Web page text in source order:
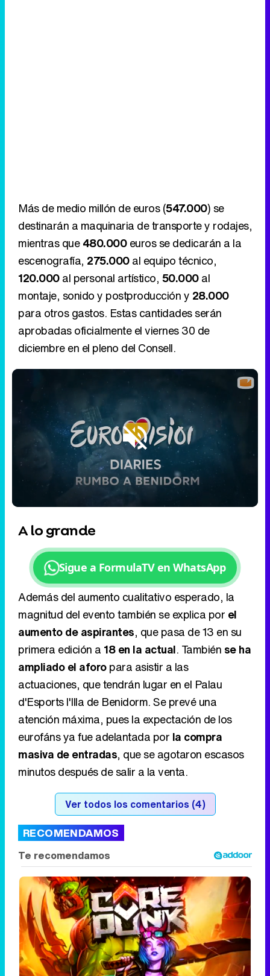
Más de medio millón de euros (547.000) se
destinarán a maquinaria de transporte y rodajes,
mientras que480.000euros se dedicarán a la
escenografía, 275.000al equipo técnico,
120.000al personal artístico, 50.000al
montaje, sonido y postproducción y 28.000
para otros gastos. Estas cantidades serán
aprobadas oficialmente el viernes 30 de
diciembre en el pleno del Consell.
/
Loaded
A lo grande
Sigue a FormulaTV en WhatsApp
Además del aumento cualitativo esperado, la
magnitud del evento también se explica por el
aumento de aspirantes, que pasa de 13 en su
primera edición a 18 en la actual. También se ha
ampliado el aforopara asistir a las
actuaciones, que tendrán lugar en el Palau
d'Esports l'Illa de Benidorm. Se prevé una
atención máxima, pues la expectación de los
eurofáns ya fue adelantada por la compra
masiva de entradas, que se agotaron escasos
minutos después de salir a la venta.
Ver todos los comentarios (4)
RECOMENDAMOS